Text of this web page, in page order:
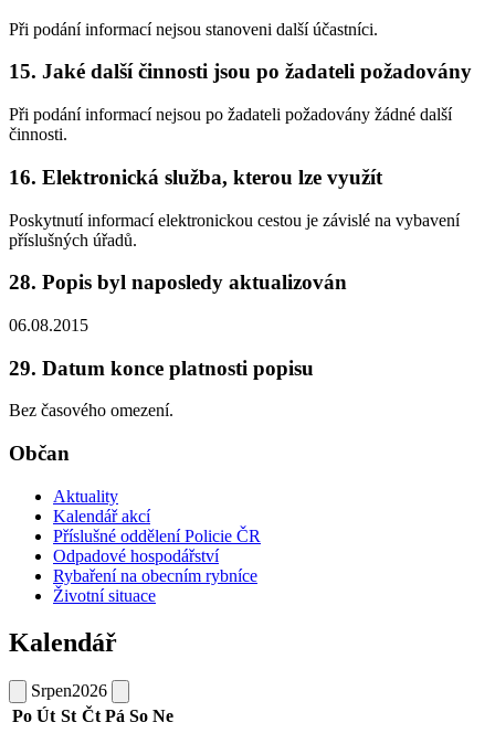
Při podání informací nejsou stanoveni další účastníci.
15. Jaké další činnosti jsou po žadateli požadovány
Při podání informací nejsou po žadateli požadovány žádné další
činnosti.
16. Elektronická služba, kterou lze využít
Poskytnutí informací elektronickou cestou je závislé na vybavení
příslušných úřadů.
28. Popis byl naposledy aktualizován
06.08.2015
29. Datum konce platnosti popisu
Bez časového omezení.
Občan
Aktuality
Kalendář akcí
Příslušné oddělení Policie ČR
Odpadové hospodářství
Rybaření na obecním rybníce
Životní situace
Kalendář
Srpen2026
Po Út St Čt Pá So Ne